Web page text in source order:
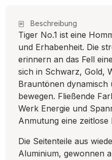
Beschreibung
Tiger No.1 ist eine
und Erhabenheit. Die
erinnern an das Fell
sich in Schwarz, Gold,
Brauntönen dynamisch
bewegen. Fließende
Werk Energie und
Anmutung eine zeitlose
Die Seitenteile aus
Aluminium, gewonnen